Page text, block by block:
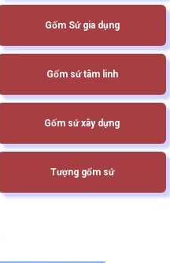
Gốm Sứ gia dụng
Gốm sứ tâm linh
Gốm sứ xây dựng
Tượng gốm sứ